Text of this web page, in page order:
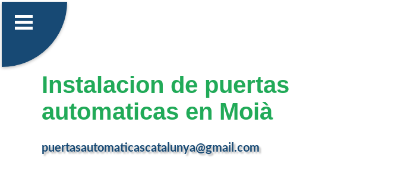
Instalacion de puertas
automaticas en Moià
puertasautomaticascatalunya@gmail.com